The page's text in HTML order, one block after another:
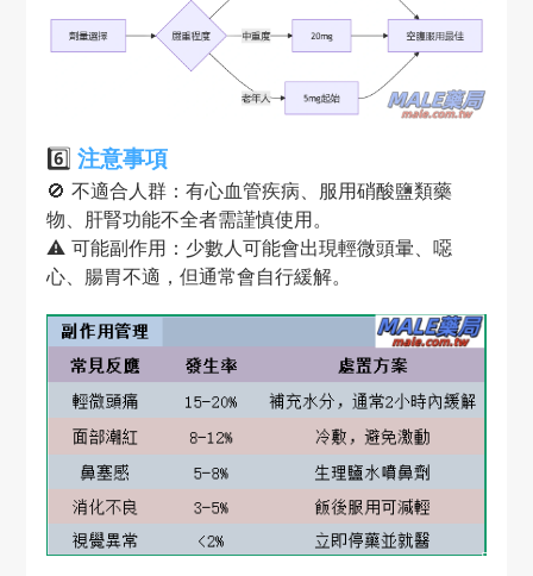
6️⃣ 注意事項
🚫 不適合人群：有心血管疾病、服用硝酸鹽類藥
物、肝腎功能不全者需謹慎使用。
⚠️ 可能副作用：少數人可能會出現輕微頭暈、噁
心、腸胃不適，但通常會自行緩解。